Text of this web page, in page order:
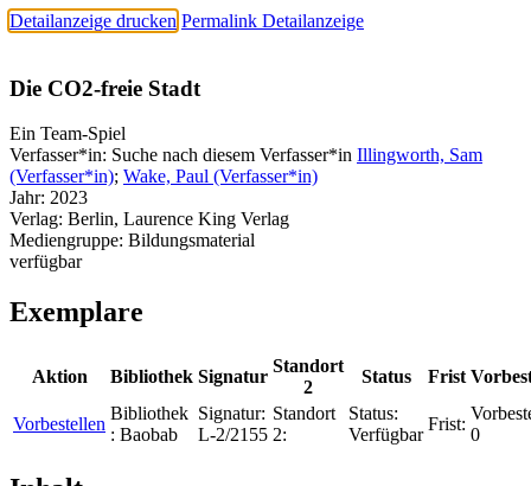
Detailanzeige drucken Permalink Detailanzeige
Die CO2-freie Stadt
Ein Team-Spiel
Verfasser*in: Suche nach diesem Verfasser*in Illingworth, Sam
(Verfasser*in); Wake, Paul (Verfasser*in)
Jahr: 2023
Verlag: Berlin, Laurence King Verlag
Mediengruppe: Bildungsmaterial
verfügbar
Exemplare
Aktion Bibliothek Signatur
Standort
2
Status Frist
Vorbestellen
Bibliothek
: Baobab
Signatur:
L-2/2155
Standort
2:
Status:
Verfügbar
Frist:
0